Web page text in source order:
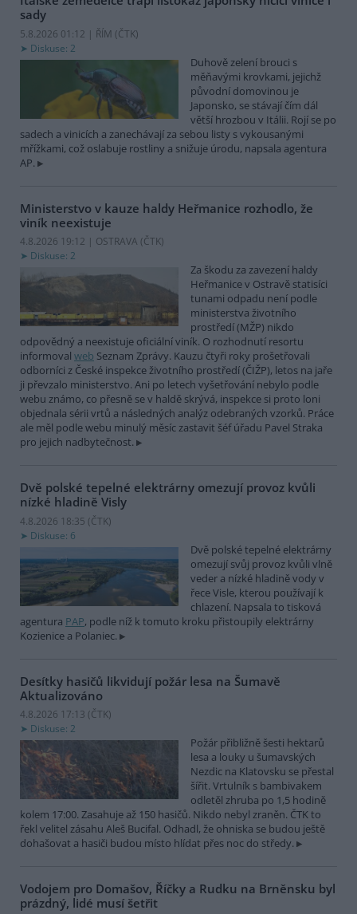
sady
5.8.2026 01:12 | ŘÍM (ČTK)
Diskuse: 2
Duhově zelení brouci s
měňavými krovkami, jejichž
původní domovinou je
Japonsko, se stávají čím dál
větší hrozbou v Itálii. Rojí se po
sadech a vinicích a zanechávají za sebou listy s vykousanými
mřížkami, což oslabuje rostliny a snižuje úrodu, napsala agentura
AP.
Ministerstvo v kauze haldy Heřmanice rozhodlo, že
viník neexistuje
4.8.2026 19:12 | OSTRAVA (ČTK)
Diskuse: 2
Za škodu za zavezení haldy
Heřmanice v Ostravě statisíci
tunami odpadu není podle
ministerstva životního
prostředí (MŽP) nikdo
odpovědný a neexistuje oficiální viník. O rozhodnutí resortu
informoval web Seznam Zprávy. Kauzu čtyři roky prošetřovali
odborníci z České inspekce životního prostředí (ČIŽP), letos na jaře
ji převzalo ministerstvo. Ani po letech vyšetřování nebylo podle
webu známo, co přesně se v haldě skrývá, inspekce si proto loni
objednala sérii vrtů a následných analýz odebraných vzorků. Práce
ale měl podle webu minulý měsíc zastavit šéf úřadu Pavel Straka
pro jejich nadbytečnost.
Dvě polské tepelné elektrárny omezují provoz kvůli
nízké hladině Visly
4.8.2026 18:35 (ČTK)
Diskuse: 6
Dvě polské tepelné elektrárny
omezují svůj provoz kvůli vlně
veder a nízké hladině vody v
řece Visle, kterou používají k
chlazení. Napsala to tisková
agentura PAP, podle níž k tomuto kroku přistoupily elektrárny
Kozienice a Polaniec.
Desítky hasičů likvidují požár lesa na Šumavě
Aktualizováno
4.8.2026 17:13 (ČTK)
Diskuse: 2
Požár přibližně šesti hektarů
lesa a louky u šumavských
Nezdic na Klatovsku se přestal
šířit. Vrtulník s bambivakem
odletěl zhruba po 1,5 hodině
kolem 17:00. Zasahuje až 150 hasičů. Nikdo nebyl zraněn. ČTK to
řekl velitel zásahu Aleš Bucifal. Odhadl, že ohniska se budou ještě
dohašovat a hasiči budou místo hlídat přes noc do středy.
Vodojem pro Domašov, Říčky a Rudku na Brněnsku byl
prázdný, lidé musí šetřit